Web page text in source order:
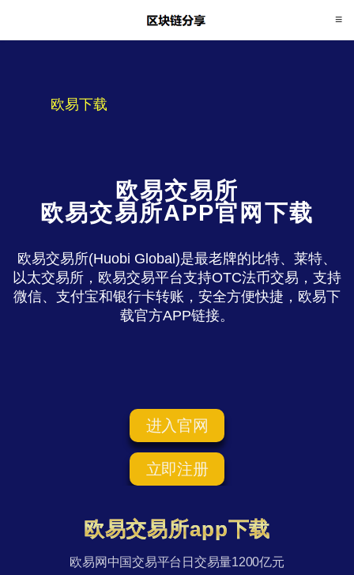
欧易下载
欧易交易所
欧易交易所APP官网下载
欧易交易所(Huobi Global)是最老牌的比特、莱特、
以太交易所，欧易交易平台支持OTC法币交易，支持
微信、支付宝和银行卡转账，安全方便快捷，欧易下
载官方APP链接。
进入官网
立即注册
欧易交易所app下载
欧易网中国交易平台日交易量1200亿元